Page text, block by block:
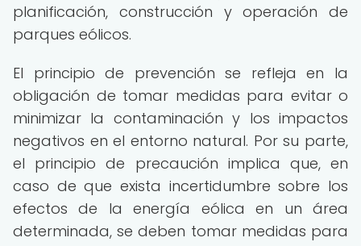
planificación, construcción y operación de
parques eólicos.
El principio de prevención se refleja en la
obligación de tomar medidas para evitar o
minimizar la contaminación y los impactos
negativos en el entorno natural. Por su parte,
el principio de precaución implica que, en
caso de que exista incertidumbre sobre los
efectos de la energía eólica en un área
determinada, se deben tomar medidas para